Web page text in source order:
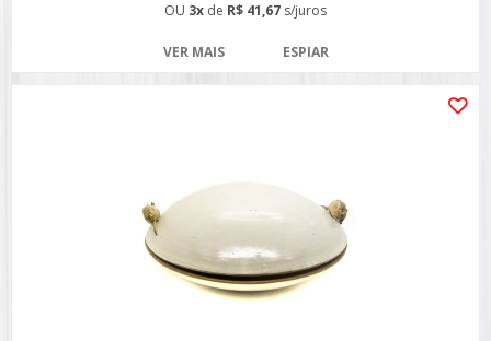
OU 3x de R$ 41,67 s/juros
VER MAIS ESPIAR